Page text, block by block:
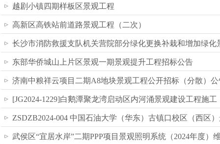
越剧小镇四期样板区景观工程
高新区高铁站前道路景观工程（二次）
长沙市消防救援支队机关营院部分绿化更换补栽和增加绿化
东部华侨城山上片区景观一期景观提升工程招标公告
济南中粮祥云项目二期A8地块景观工程公开招标（分散）
[JG2024-1229]白鹅潭聚龙湾启动区内河涌景观建设工程施工
ZSDZB2024-004 中国石油大学（华东）古镇口校区（西区
武侯区“宜居水岸”二期PPP项目景观照明系统（2024年度）